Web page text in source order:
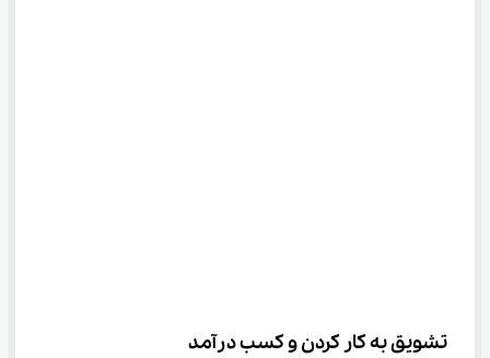
تشویق به کار کردن و کسب درآمد